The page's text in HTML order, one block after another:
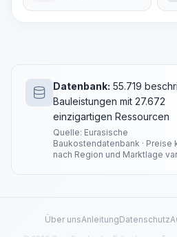
Datenbank: 55.719
Bauleistungen mit 27.672
einzigartigen Ressourcen
Quelle: Eurasische
Baukostendatenbank · Preise
nach Region und Marktlage
Über unsAnleitungDatenschutz